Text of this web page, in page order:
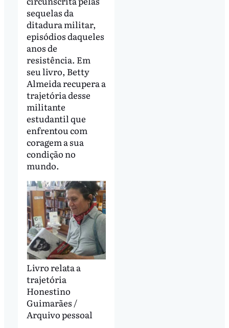
sequelas da
ditadura militar,
episódios daqueles
anos de
resistência. Em
seu livro, Betty
Almeida recupera a
trajetória desse
militante
estudantil que
enfrentou com
coragem a sua
condição no
mundo.
Livro relata a
trajetória
Honestino
Guimarães /
Arquivo pessoal